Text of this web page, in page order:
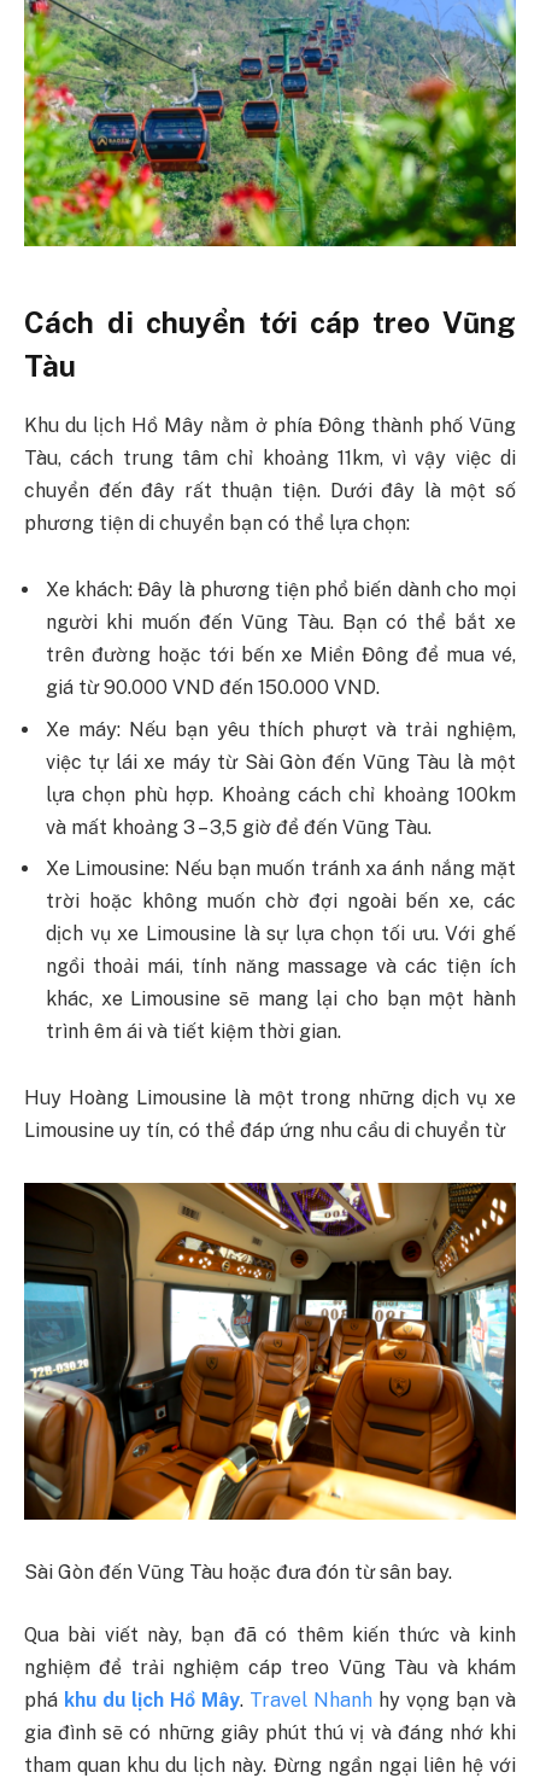
Cách di chuyển tới cáp treo Vũng
Tàu
Khu du lịch Hồ Mây nằm ở phía Đông thành phố Vũng
Tàu, cách trung tâm chỉ khoảng 11km, vì vậy việc di
chuyển đến đây rất thuận tiện. Dưới đây là một số
phương tiện di chuyển bạn có thể lựa chọn:
Xe khách: Đây là phương tiện phổ biến dành cho mọi
người khi muốn đến Vũng Tàu. Bạn có thể bắt xe
trên đường hoặc tới bến xe Miền Đông để mua vé,
giá từ 90.000 VND đến 150.000 VND.
Xe máy: Nếu bạn yêu thích phượt và trải nghiệm,
việc tự lái xe máy từ Sài Gòn đến Vũng Tàu là một
lựa chọn phù hợp. Khoảng cách chỉ khoảng 100km
và mất khoảng 3 – 3,5 giờ để đến Vũng Tàu.
Xe Limousine: Nếu bạn muốn tránh xa ánh nắng mặt
trời hoặc không muốn chờ đợi ngoài bến xe, các
dịch vụ xe Limousine là sự lựa chọn tối ưu. Với ghế
ngồi thoải mái, tính năng massage và các tiện ích
khác, xe Limousine sẽ mang lại cho bạn một hành
trình êm ái và tiết kiệm thời gian.
Huy Hoàng Limousine là một trong những dịch vụ xe
Limousine uy tín, có thể đáp ứng nhu cầu di chuyển từ
Sài Gòn đến Vũng Tàu hoặc đưa đón từ sân bay.
Qua bài viết này, bạn đã có thêm kiến thức và kinh
nghiệm để trải nghiệm cáp treo Vũng Tàu và khám
phá khu du lịch Hồ Mây. Travel Nhanh hy vọng bạn và
gia đình sẽ có những giây phút thú vị và đáng nhớ khi
tham quan khu du lịch này. Đừng ngần ngại liên hệ với